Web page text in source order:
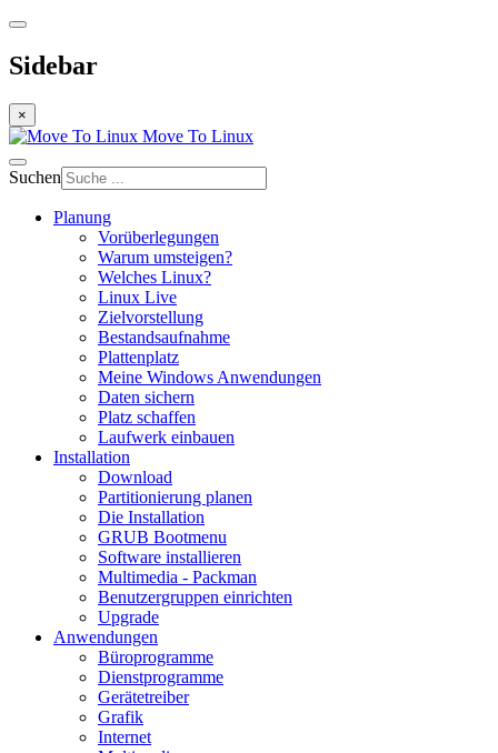
Sidebar
×
Move To Linux
Suchen
Planung
Vorüberlegungen
Warum umsteigen?
Welches Linux?
Linux Live
Zielvorstellung
Bestandsaufnahme
Plattenplatz
Meine Windows Anwendungen
Daten sichern
Platz schaffen
Laufwerk einbauen
Installation
Download
Partitionierung planen
Die Installation
GRUB Bootmenu
Software installieren
Multimedia - Packman
Benutzergruppen einrichten
Upgrade
Anwendungen
Büroprogramme
Dienstprogramme
Gerätetreiber
Grafik
Internet